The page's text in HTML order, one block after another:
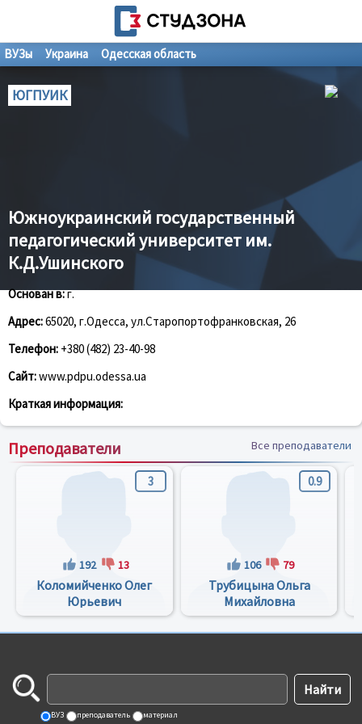
ВУЗы Украина Одесская область
ЮГПУИК
Южноукраинский государственный
педагогический университет им.
К.Д.Ушинского
Основан в:г.
Адрес:65020, г.Одесса, ул.Cтаропортофранковская, 26
Телефон: +380 (482) 23-40-98
Сайт:www.pdpu.odessa.ua
Краткая информация:
Преподаватели Все преподаватели
3
192 13
Коломийченко Олег
Юрьевич
0.9
106 79
Трубицына Ольга
Михайловна
ВУЗ преподаватель материал